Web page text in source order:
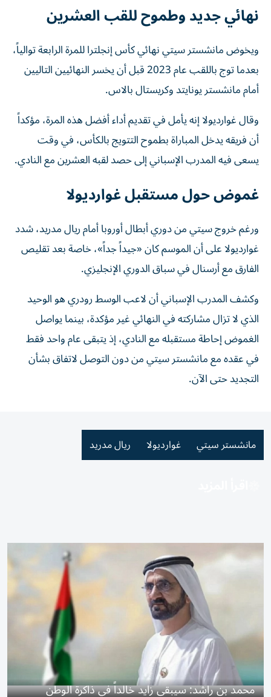
نهائي جديد وطموح للقب العشرين
ويخوض مانشستر سيتي نهائي كأس إنجلترا للمرة الرابعة توالياً،
بعدما توج باللقب عام 2023 قبل أن يخسر النهائيين التاليين
أمام مانشستر يونايتد وكريستال بالاس.
وقال غوارديولا إنه يأمل في تقديم أداء أفضل هذه المرة، مؤكداً
أن فريقه يدخل المباراة بطموح التتويج بالكأس، في وقت
يسعى فيه المدرب الإسباني إلى حصد لقبه العشرين مع النادي.
غموض حول مستقبل غوارديولا
ورغم خروج سيتي من دوري أبطال أوروبا أمام ريال مدريد، شدد
غوارديولا على أن الموسم كان «جيداً جداً»، خاصة بعد تقليص
الفارق مع أرسنال في سباق الدوري الإنجليزي.
وكشف المدرب الإسباني أن لاعب الوسط رودري هو الوحيد
الذي لا تزال مشاركته في النهائي غير مؤكدة، بينما يواصل
الغموض إحاطة مستقبله مع النادي، إذ يتبقى عام واحد فقط
في عقده مع مانشستر سيتي من دون التوصل لاتفاق بشأن
التجديد حتى الآن.
مانشستر سيتي غوارديولا ريال مدريد
محمد بن راشد: سيبقى زايد خالداً في ذاكرة الوطن